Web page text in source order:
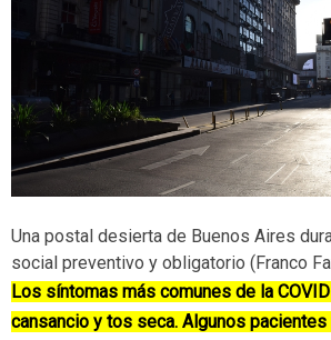
Una postal desierta de Buenos Aires
social preventivo y obligatorio (Franco
Los síntomas más comunes de la
cansancio y tos seca. Algunos